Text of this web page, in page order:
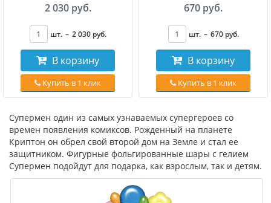
2 030 руб.
шт. – 2 030 руб.
В корзину
Купить в 1 клик
670 руб.
шт. – 670 руб.
В корзину
Купить в 1 клик
Супермен один из самых узнаваемых супергероев со
времен появления комиксов. Рожденный на планете
Криптон он обрел свой второй дом на Земле и стал ее
защитником. Фигурные фольгированные шары с гелием
Супермен подойдут для подарка, как взрослым, так и детям.